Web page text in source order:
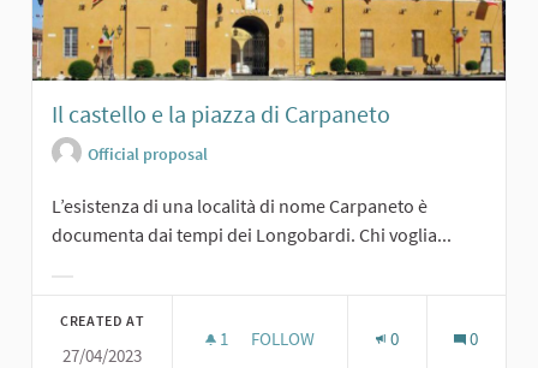
Il castello e la piazza di Carpaneto
Official proposal
L’esistenza di una località di nome Carpaneto è
documenta dai tempi dei Longobardi. Chi voglia...
CREATED AT
27/04/2023
1 1 FOLLOWER
FOLLOW 0 0